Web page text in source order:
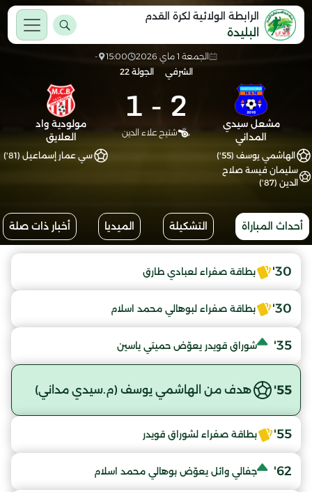
الرابطة الولائية لكرة القدم
البليدة
الجمعة 1 ماي 2026 15:00
-
الشرفي
الجولة 22
مشعل سيدي
المداني
2
-
1
شتيح علاء الدين
مولودية واد
العلايق
الهاشمي يوسف (55')
سليمان فيسة صلاح
الدين (87')
سي عمار إسماعيل (81')
أحداث المباراة التشكيلة الميديا أخبار ذات صلة
30' بطاقة صفراء لعبادي طارق
30' بطاقة صفراء لبوهالي محمد اسلام
35' شوراق قويدر يعوّض حميتي ياسين
55' هدف من الهاشمي يوسف (م.سيدي مداني)
55' بطاقة صفراء لشوراق قويدر
62' جفالي وائل يعوّض بوهالي محمد اسلام